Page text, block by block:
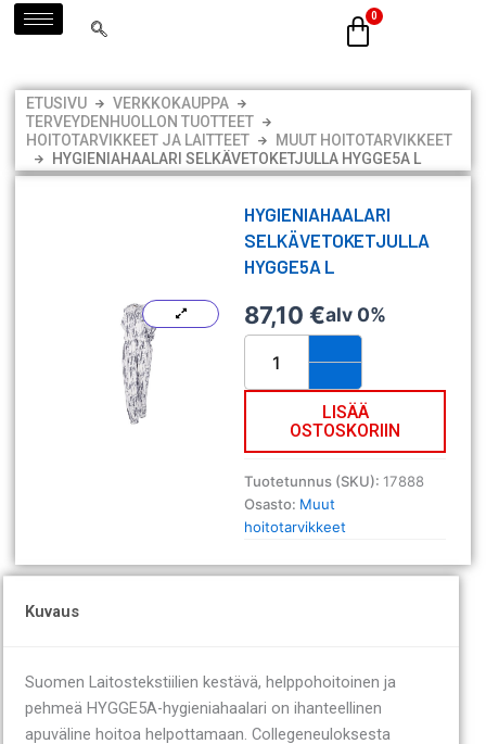
Siirry
sisältöön
ETUSIVU
VERKKOKAUPPA
TERVEYDENHUOLLON TUOTTEET
HOITOTARVIKKEET JA LAITTEET
MUUT HOITOTARVIKKEET
HYGIENIAHAALARI SELKÄVETOKETJULLA HYGGE5A L
HYGIENIAHAALARI
SELKÄVETOKETJULLA
HYGGE5A L
87,10€alv 0%
Hygieniahaalari
selkävetoketjulla
HYGGE5A
LISÄÄ
OSTOSKORIIN
Tuotetunnus (SKU):17888
Osasto: Muut
hoitotarvikkeet
Kuvaus
Suomen Laitostekstiilien kestävä, helppohoitoinen ja
pehmeä HYGGE5A-hygieniahaalari on ihanteellinen
apuväline hoitoa helpottamaan. Collegeneuloksesta